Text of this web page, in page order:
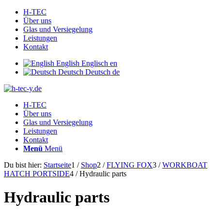
H-TEC
Über uns
Glas und Versiegelung
Leistungen
Kontakt
English Englisch en
Deutsch Deutsch de
H-TEC
Über uns
Glas und Versiegelung
Leistungen
Kontakt
Menü Menü
Du bist hier: Startseite1 / Shop2 / FLYING FOX3 / WORKBOAT
HATCH PORTSIDE4 / Hydraulic parts
Hydraulic parts